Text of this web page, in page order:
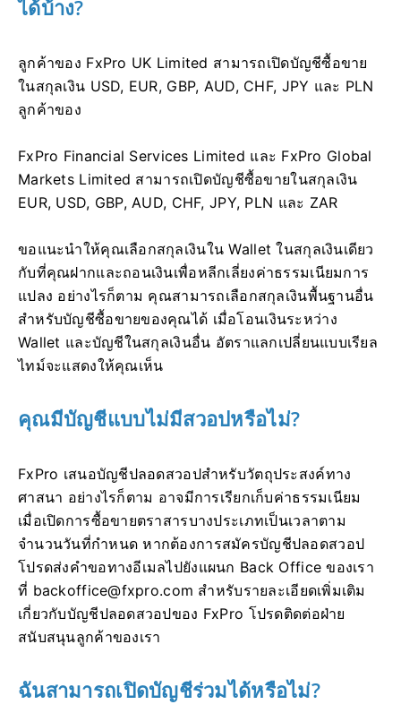
ได้บ้าง?
ลูกค้าของ FxPro UK Limited สามารถเปิดบัญชีซื้อขาย
ในสกุลเงิน USD, EUR, GBP, AUD, CHF, JPY และ PLN
ลูกค้าของ
FxPro Financial Services Limited และ FxPro Global
Markets Limited สามารถเปิดบัญชีซื้อขายในสกุลเงิน
EUR, USD, GBP, AUD, CHF, JPY, PLN และ ZAR
ขอแนะนำให้คุณเลือกสกุลเงินใน Wallet ในสกุลเงินเดียว
กับที่คุณฝากและถอนเงินเพื่อหลีกเลี่ยงค่าธรรมเนียมการ
แปลง อย่างไรก็ตาม คุณสามารถเลือกสกุลเงินพื้นฐานอื่น
สำหรับบัญชีซื้อขายของคุณได้ เมื่อโอนเงินระหว่าง
Wallet และบัญชีในสกุลเงินอื่น อัตราแลกเปลี่ยนแบบเรียล
ไทม์จะแสดงให้คุณเห็น
คุณมีบัญชีแบบไม่มีสวอปหรือไม่?
FxPro เสนอบัญชีปลอดสวอปสำหรับวัตถุประสงค์ทาง
ศาสนา อย่างไรก็ตาม อาจมีการเรียกเก็บค่าธรรมเนียม
เมื่อเปิดการซื้อขายตราสารบางประเภทเป็นเวลาตาม
จำนวนวันที่กำหนด หากต้องการสมัครบัญชีปลอดสวอป
โปรดส่งคำขอทางอีเมลไปยังแผนก Back Office ของเรา
ที่ backoffice@fxpro.com สำหรับรายละเอียดเพิ่มเติม
เกี่ยวกับบัญชีปลอดสวอปของ FxPro โปรดติดต่อฝ่าย
สนับสนุนลูกค้าของเรา
ฉันสามารถเปิดบัญชีร่วมได้หรือไม่?